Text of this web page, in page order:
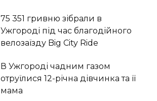
75 351 гривню зібрали в
Ужгороді під час благодійного
велозаїзду Big Сity Ride
В Ужгороді чадним газом
отруїлися 12-річна дівчинка та її
мама